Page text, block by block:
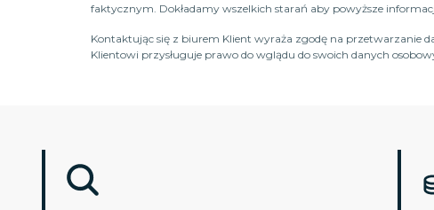
faktycznym. Dokładamy wszelkich starań aby powyższe
Kontaktując się z biurem Klient wyraża zgodę na przetwarzanie
Klientowi przysługuje prawo do wglądu do swoich danych